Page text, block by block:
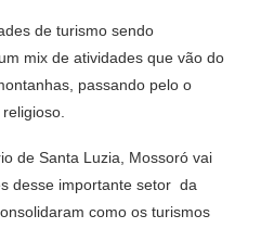
de turismo sendo
mix de atividades que vão do
passando pelo o
de Santa Luzia, Mossoró vai
desse importante setor da
como os turismos